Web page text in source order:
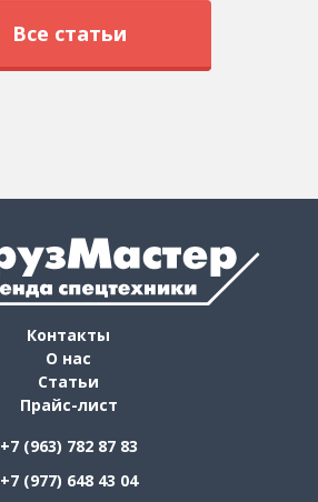
Все статьи
Контакты
О нас
Статьи
Прайс-лист
+7 (963) 782 87 83
+7 (977) 648 43 04